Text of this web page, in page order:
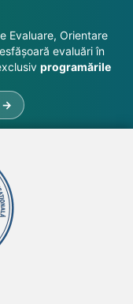
Evaluare, Orientare
evaluări în
programările
→